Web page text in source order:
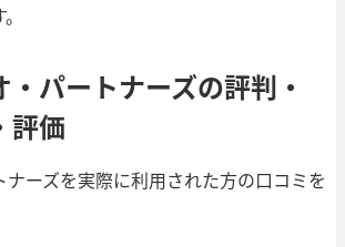
・パートナーズの評判・
評価
ーズを実際に利用された方の口コミを